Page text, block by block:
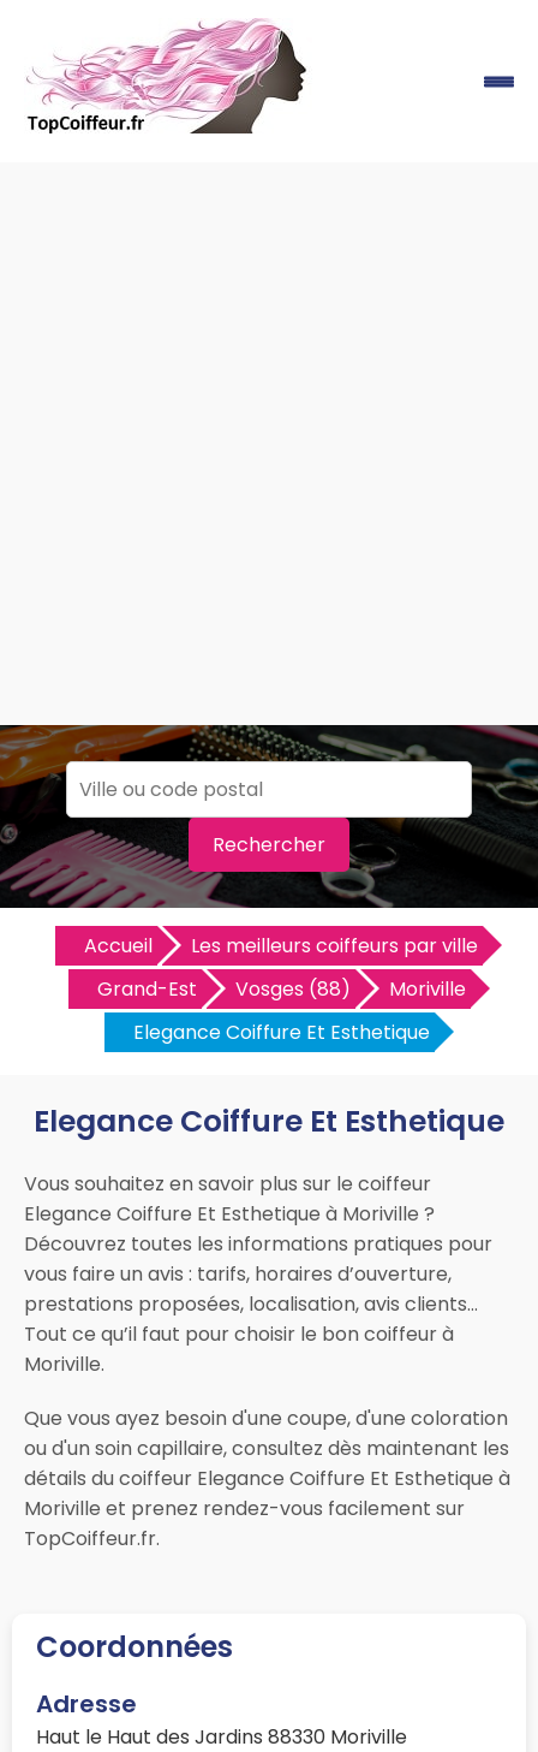
Rechercher
Accueil
Les meilleurs coiffeurs par ville
Grand-Est
Vosges (88)
Moriville
Elegance Coiffure Et Esthetique
Elegance Coiffure Et Esthetique
Vous souhaitez en savoir plus sur le coiffeur
Elegance Coiffure Et Esthetique à Moriville ?
Découvrez toutes les informations pratiques pour
vous faire un avis : tarifs, horaires d’ouverture,
prestations proposées, localisation, avis clients…
Tout ce qu’il faut pour choisir le bon coiffeur à
Moriville.
Que vous ayez besoin d'une coupe, d'une coloration
ou d'un soin capillaire, consultez dès maintenant les
détails du coiffeur Elegance Coiffure Et Esthetique à
Moriville et prenez rendez-vous facilement sur
TopCoiffeur.fr.
Coordonnées
Adresse
Haut le Haut des Jardins 88330 Moriville